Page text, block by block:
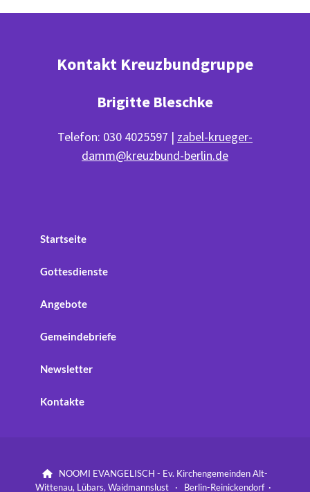
Kontakt Kreuzbundgruppe
Brigitte Bleschke
Telefon: 030 4025597 | zabel-krueger-
damm@kreuzbund-berlin.de
Startseite
Gottesdienste
Angebote
Gemeindebriefe
Newsletter
Kontakte

NOOMI EVANGELISCH - Ev. Kirchengemeinden Alt-
Wittenau, Lübars, Waidmannslust · Berlin-Reinickendorf ·